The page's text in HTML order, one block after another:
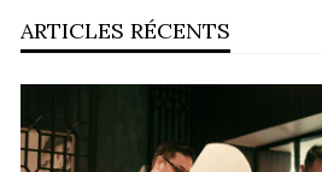
ARTICLES RÉCENTS